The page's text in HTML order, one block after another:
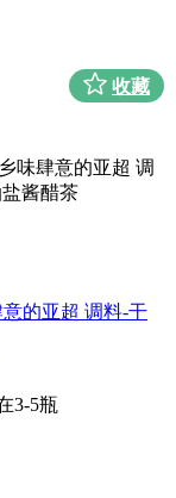
3-5瓶
收藏